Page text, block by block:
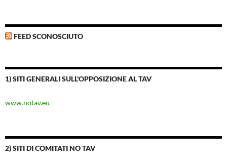
FEED SCONOSCIUTO
1) SITI GENERALI SULL'OPPOSIZIONE AL TAV
www.notav.eu
2) SITI DI COMITATI NO TAV